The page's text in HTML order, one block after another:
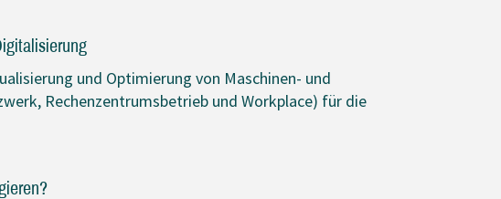
und Optimierung von Maschinen- und
Rechenzentrumsbetrieb und Workplace) für die